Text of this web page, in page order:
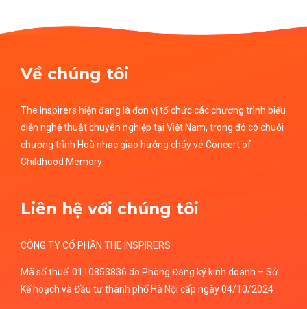
Về chúng tôi
The Inspirers hiện đang là đơn vị tổ chức các chương trình biểu
diễn nghệ thuật chuyên nghiệp tại Việt Nam, trong đó có chuỗi
chương trình Hoà nhạc giao hưởng cháy vé Concert of
Childhood Memory
Liên hệ với chúng tôi
CÔNG TY CỔ PHẦN THE INSPIRERS
Mã số thuế: 0110853836 do Phòng Đăng ký kinh doanh – Sở
Kế hoạch và Đầu tư thành phố Hà Nội cấp ngày 04/10/2024